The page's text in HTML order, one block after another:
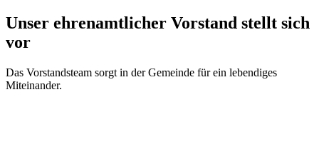
Unser ehrenamtlicher Vorstand stellt sich
vor
Das Vorstandsteam sorgt in der Gemeinde für ein lebendiges
Miteinander.